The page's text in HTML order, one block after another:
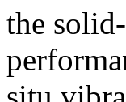
the